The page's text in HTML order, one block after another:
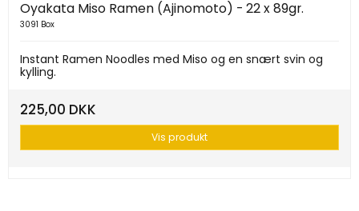
Oyakata Miso Ramen (Ajinomoto) - 22 x 89gr.
3091 Box
Instant Ramen Noodles med Miso og en snært svin og
kylling.
225,00 DKK
Vis produkt